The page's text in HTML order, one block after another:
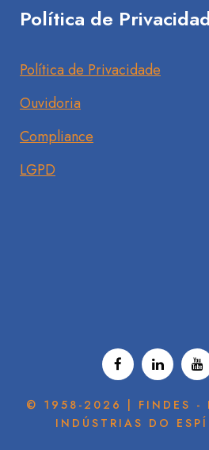
Política de
Política de Privacidade
Ouvidoria
Compliance
LGPD
© 1958-2026 | FINDES -
INDÚSTRIAS DO